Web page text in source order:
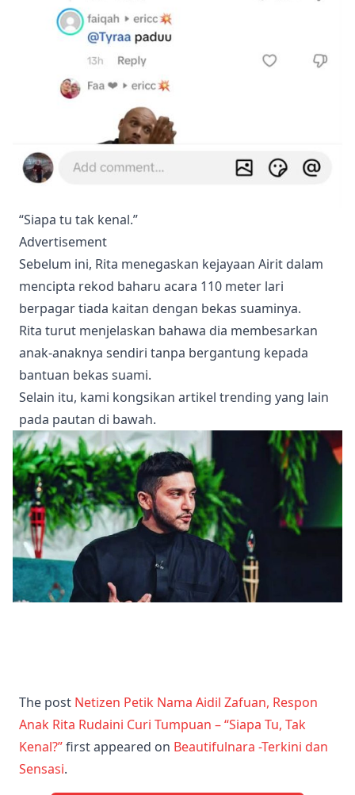
“Siapa tu tak kenal.”
Advertisement
Sebelum ini, Rita menegaskan kejayaan Airit dalam
mencipta rekod baharu acara 110 meter lari
berpagar tiada kaitan dengan bekas suaminya.
Rita turut menjelaskan bahawa dia membesarkan
anak-anaknya sendiri tanpa bergantung kepada
bantuan bekas suami.
Selain itu, kami kongsikan artikel trending yang lain
pada pautan di bawah.
The post Netizen Petik Nama Aidil Zafuan, Respon
Anak Rita Rudaini Curi Tumpuan – “Siapa Tu, Tak
Kenal?”first appeared on Beautifulnara -Terkini dan
Sensasi.